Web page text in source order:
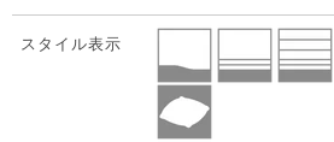
スタイル表示